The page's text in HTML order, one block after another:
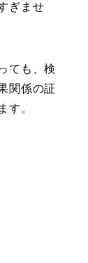
ぎませ
ても、検
関係の証
す。